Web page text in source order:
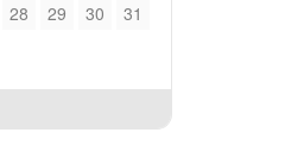
28 29 30 31